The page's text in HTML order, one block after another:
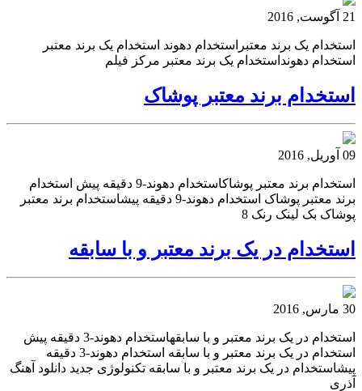
21 آگوست, 2016
استخدام یک برند معتبراستخدام دهوند استخدام یک برند معتبر
استخدام دهونداستخدام یک برند معتبر مرکز فیلم
استخدام برند معتبر پوشاک
09 آوریل, 2016
استخدام برند معتبر پوشاکاستخدام دهوند-9 دقیقه پیش استخدام
برند معتبر پوشاک استخدام دهوند-9 دقیقه پیشاستخدام برند معتبر
پوشاک بک لینک رنک 8
استخدام در یک برند معتبر و با سابقه
30 مارس, 2016
استخدام در یک برند معتبر و با سابقهاستخدام دهوند-3 دقیقه پیش
استخدام در یک برند معتبر و با سابقه استخدام دهوند-3 دقیقه
پیشاستخدام در یک برند معتبر و با سابقه تکنولوژی جدید دانلود آهنگ
آذری